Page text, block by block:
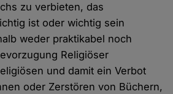
zu verbieten, das
ist oder wichtig sein
weder praktikabel noch
Religiöser
und damit ein Verbot
oder Zerstören von Büchern,